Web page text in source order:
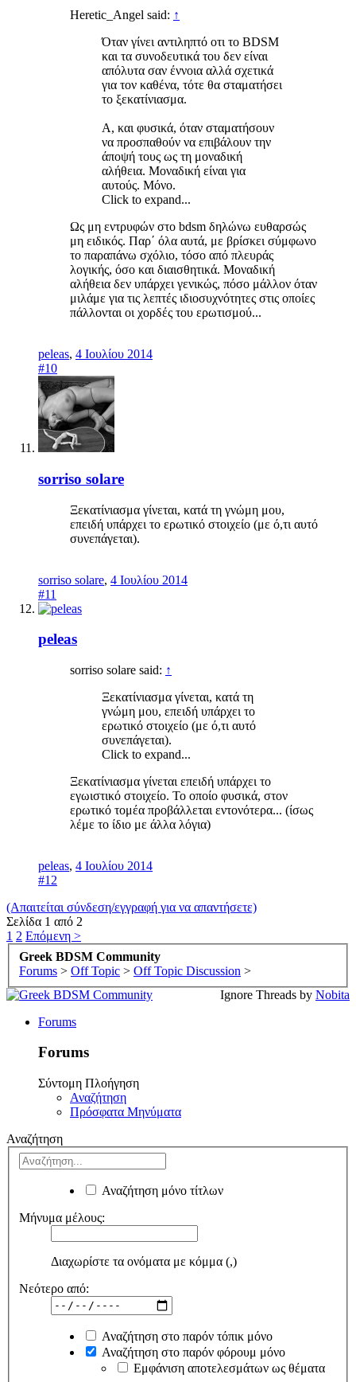
Heretic_Angel said: ↑
Όταν γίνει αντιληπτό οτι το BDSM
και τα συνοδευτικά του δεν είναι
απόλυτα σαν έννοια αλλά σχετικά
για τον καθένα, τότε θα σταματήσει
το ξεκατίνιασμα.
Α, και φυσικά, όταν σταματήσουν
να προσπαθούν να επιβάλουν την
άποψή τους ως τη μοναδική
αλήθεια. Μοναδική είναι για
αυτούς. Μόνο.
Click to expand...
Ως μη εντρυφών στο bdsm δηλώνω ευθαρσώς
μη ειδικός. Παρ΄ όλα αυτά, με βρίσκει σύμφωνο
το παραπάνω σχόλιο, τόσο από πλευράς
λογικής, όσο και διαισθητικά. Μοναδική
αλήθεια δεν υπάρχει γενικώς, πόσο μάλλον όταν
μιλάμε για τις λεπτές ιδιοσυχνότητες στις οποίες
πάλλονται οι χορδές του ερωτισμού...
peleas, 4 Ιουλίου 2014
#10
sorriso solare
Ξεκατίνιασμα γίνεται, κατά τη γνώμη μου,
επειδή υπάρχει το ερωτικό στοιχείο (με ό,τι αυτό
συνεπάγεται).
sorriso solare, 4 Ιουλίου 2014
#11
peleas
sorriso solare said: ↑
Ξεκατίνιασμα γίνεται, κατά τη
γνώμη μου, επειδή υπάρχει το
ερωτικό στοιχείο (με ό,τι αυτό
συνεπάγεται).
Click to expand...
Ξεκατίνιασμα γίνεται επειδή υπάρχει το
εγωιστικό στοιχείο. Το οποίο φυσικά, στον
ερωτικό τομέα προβάλλεται εντονότερα... (ίσως
λέμε το ίδιο με άλλα λόγια)
peleas, 4 Ιουλίου 2014
#12
(Απαιτείται σύνδεση/εγγραφή για να απαντήσετε)
Σελίδα 1 από 2
1 2 Επόμενη >
Greek BDSM Community
Forums > Off Topic > Off Topic Discussion >
Ignore Threads by Nobita
Forums
Forums
Σύντομη Πλοήγηση
Αναζήτηση
Πρόσφατα Μηνύματα
Αναζήτηση
Αναζήτηση μόνο τίτλων
Μήνυμα μέλους:
Διαχωρίστε τα ονόματα με κόμμα (,)
Νεότερο από:
Αναζήτηση στο παρόν τόπικ μόνο
Αναζήτηση στο παρόν φόρουμ μόνο
Εμφάνιση αποτελεσμάτων ως θέματα